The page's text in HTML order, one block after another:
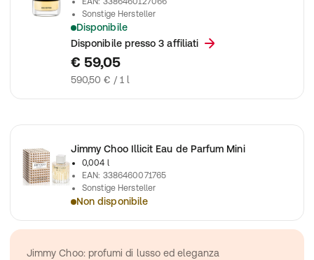
Sonstige Hersteller
Disponibile
Jimmy Choo Urban Hero Gold Eau de Parfum
Disponibile presso 3 affiliati
€ 59,05
590,50 € / 1 l
Jimmy Choo Illicit Eau de Parfum Mini
0,004 l
EAN: 3386460071765
Sonstige Hersteller
Non disponibile
Jimmy Choo: profumi di lusso ed eleganza